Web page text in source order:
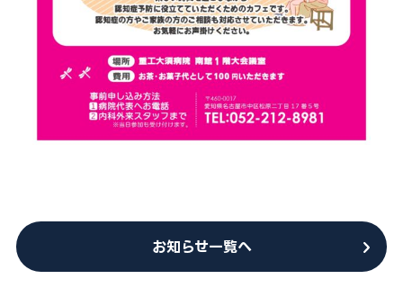
※診療科によって曜日や時間が異なる場合がございます
お知らせ一覧へ